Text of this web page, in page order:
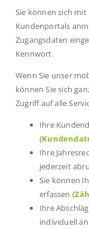
Sie können sich
Kundenportals
Zugangsdaten
Kennwort.
Wenn Sie unser
können Sie sich
Zugriff auf alle
Ihre
Ihre
jederzeit
Sie können
erfassen
Ihre
individuell